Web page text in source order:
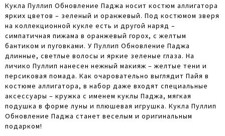
Кукла Пуллип Обновление Паджа носит костюм аллигатора
ярких цветов – зеленый и оранжевый. Под костюмом зверя
на коллекционной кукле есть и другой наряд –
симпатичная пижама в оранжевый горох, с желтым
бантиком и пуговками. У Пуллип Обновление Паджа
длинные, светлые волосы и яркие зеленые глаза. На
личико Пуллип нанесен нежный макияж – желтые тени и
персиковая помада. Как очаровательно выглядит Пайя в
костюме аллигатора, в набор даже входят специальные
аксессуары – кружка с именем куклы Паджа, мягкая
подушка в форме луны и плюшевая игрушка. Кукла Пуллип
Обновление Паджа станет веселым и оригинальным
подарком!